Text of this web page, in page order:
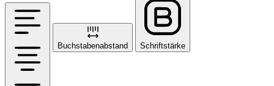
Buchstabenabstand Schriftstärke